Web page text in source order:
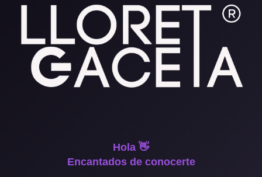
Hola 👋
Encantados de conocerte